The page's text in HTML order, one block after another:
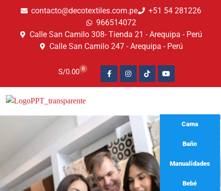
contacto@decotextiles.com.pe
+51 54 281226
966514072
Calle San Camilo 308- Tienda 21 - Arequipa - Perú
Calle San Camilo 247 - Arequipa - Perú​
S/0.00 0
Cama
Baño
Manualidades
Bebé